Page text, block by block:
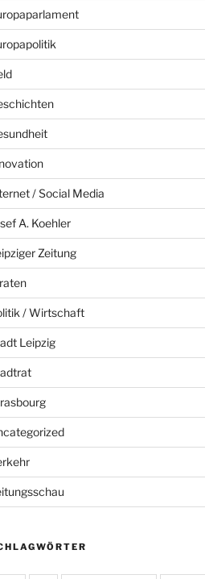
/ Social Media
A. Koehler
Zeitung
/ Wirtschaft
Leipzig